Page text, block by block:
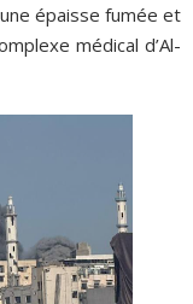
épaisse fumée et
médical d’Al-